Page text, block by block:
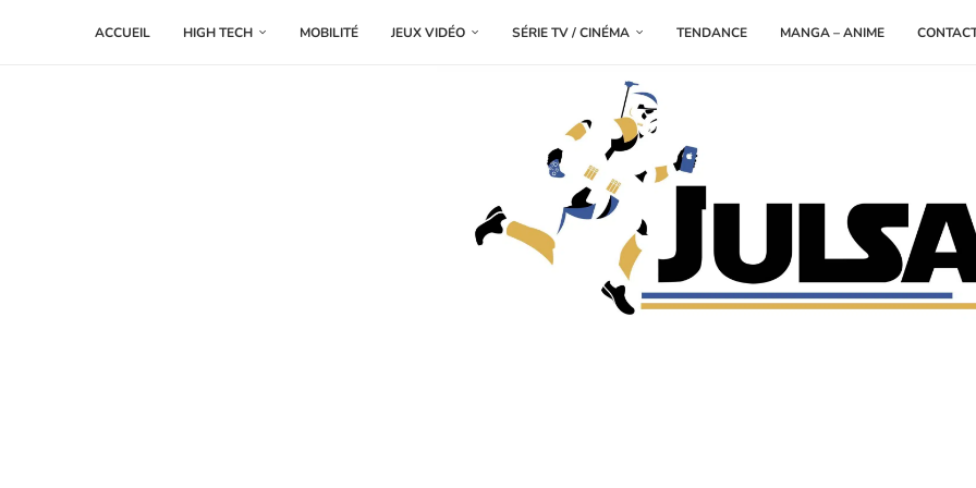
ACCUEIL HIGH TECH MOBILITÉ JEUX VIDÉO SÉRIE TV / CINÉMA TENDANCE MANGA – ANIME